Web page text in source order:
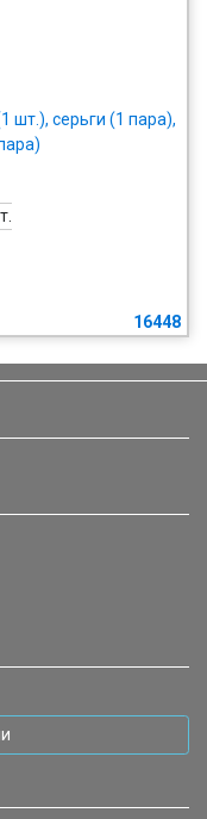
шт.), серьги (1 пара),
16448